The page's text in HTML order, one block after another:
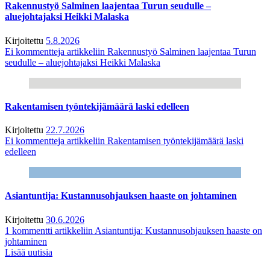
Rakennustyö Salminen laajentaa Turun seudulle –
aluejohtajaksi Heikki Malaska
Kirjoitettu 5.8.2026
Ei kommentteja artikkeliin Rakennustyö Salminen laajentaa Turun
seudulle – aluejohtajaksi Heikki Malaska
Rakentamisen työntekijämäärä laski edelleen
Kirjoitettu 22.7.2026
Ei kommentteja artikkeliin Rakentamisen työntekijämäärä laski
edelleen
Asiantuntija: Kustannusohjauksen haaste on johtaminen
Kirjoitettu 30.6.2026
1 kommentti artikkeliin Asiantuntija: Kustannusohjauksen haaste on
johtaminen
Lisää uutisia